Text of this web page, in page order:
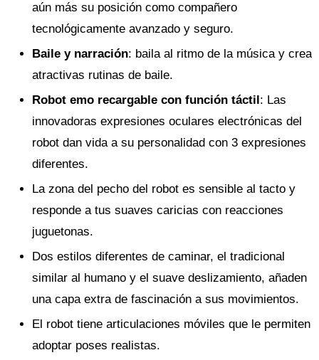
aún más su posición como compañero
tecnológicamente avanzado y seguro.
Baile y narración: baila al ritmo de la música y crea
atractivas rutinas de baile.
Robot emo recargable con función táctil: Las
innovadoras expresiones oculares electrónicas del
robot dan vida a su personalidad con 3 expresiones
diferentes.
La zona del pecho del robot es sensible al tacto y
responde a tus suaves caricias con reacciones
juguetonas.
Dos estilos diferentes de caminar, el tradicional
similar al humano y el suave deslizamiento, añaden
una capa extra de fascinación a sus movimientos.
El robot tiene articulaciones móviles que le permiten
adoptar poses realistas.